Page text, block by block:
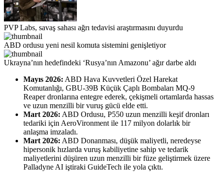
PVP Labs, savaş sahası ağrı tedavisi araştırmasını duyurdu
ABD ordusu yeni nesil komuta sistemini genişletiyor
Ukrayna’nın hedefindeki ‘Rusya’nın Amazonu’ ağır darbe aldı
Mayıs 2026: ABD Hava Kuvvetleri Özel Harekat
Komutanlığı, GBU-39B Küçük Çaplı Bombaları MQ-9
Reaper dronlarına entegre ederek, çekişmeli ortamlarda hassas
ve uzun menzilli bir vuruş gücü elde etti.
Mart 2026: ABD Ordusu, P550 uzun menzilli keşif dronları
tedariki için AeroVironment ile 117 milyon dolarlık bir
anlaşma imzaladı.
Mart 2026: ABD Donanması, düşük maliyetli, neredeyse
hipersonik hızlarda vuruş kabiliyetine sahip ve tedarik
maliyetlerini düşüren uzun menzilli bir füze geliştirmek üzere
Palladyne AI iştiraki GuideTech ile yola çıktı.